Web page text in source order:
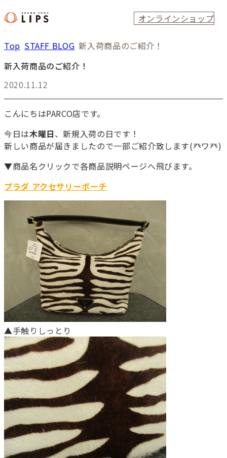
オンラインショップ
Top STAFF BLOG 新入荷商品のご紹介！
新入荷商品のご紹介！
2020.11.12
こんにちはPARCO店です。
今日は木曜日、新規入荷の日です！
新しい商品が届きましたので一部ご紹介致します(癶ワ癶)
▼商品名クリックで各商品説明ページへ飛びます。
プラダ アクセサリーポーチ
▲手触りしっとり